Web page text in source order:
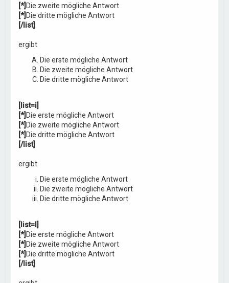
[*] Die zweite mögliche Antwort
[*] Die dritte mögliche Antwort
[/list]
ergibt
Die erste mögliche Antwort
Die zweite mögliche Antwort
Die dritte mögliche Antwort
[list=i]
[*] Die erste mögliche Antwort
[*] Die zweite mögliche Antwort
[*] Die dritte mögliche Antwort
[/list]
ergibt
Die erste mögliche Antwort
Die zweite mögliche Antwort
Die dritte mögliche Antwort
[list=I]
[*] Die erste mögliche Antwort
[*] Die zweite mögliche Antwort
[*] Die dritte mögliche Antwort
[/list]